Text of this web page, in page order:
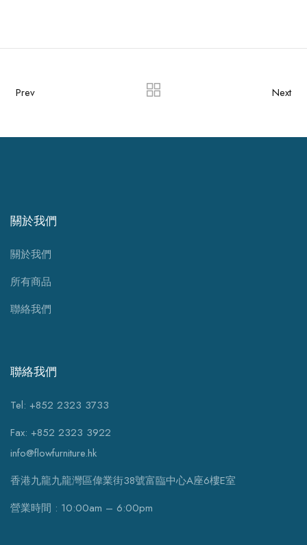
Prev Next
關於我們
關於我們
所有商品
聯絡我們
聯絡我們
Tel: +852 2323 3733
Fax: +852 2323 3922
info@flowfurniture.hk
香港九龍九龍灣區偉業街38號富臨中心A座6樓E室
營業時間 : 10:00am – 6:00pm